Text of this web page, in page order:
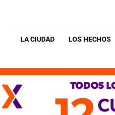
LA CIUDAD LOS HECHOS